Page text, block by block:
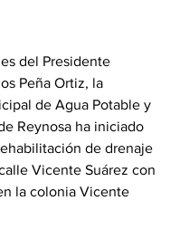
del Presidente
Peña Ortiz, la
de Agua Potable y
Reynosa ha iniciado
de drenaje
Vicente Suárez con
la colonia Vicente